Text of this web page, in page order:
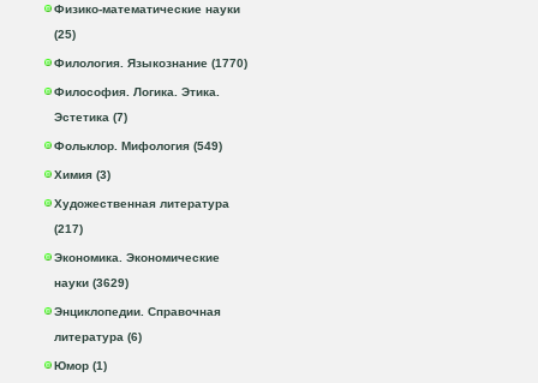
Физико-математические науки
(25)
Филология. Языкознание (1770)
Философия. Логика. Этика.
Эстетика (7)
Фольклор. Мифология (549)
Химия (3)
Художественная литература
(217)
Экономика. Экономические
науки (3629)
Энциклопедии. Справочная
литература (6)
Юмор (1)